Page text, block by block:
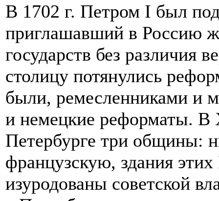
В 1702 г. Петром I был
приглашавший в Россию
государств без различия
столицу потянулись
были, ремесленниками и
и немецкие реформаты. В
Петербурге три общины:
французскую, здания
изуродованы советской